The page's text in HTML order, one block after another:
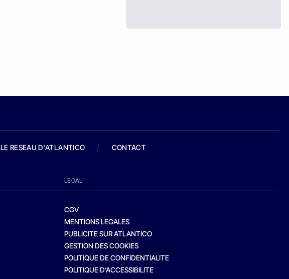
LE RESEAU D'ATLANTICO / CONTACT
LEGAL
CGV
MENTIONS LEGALES
PUBLICITE SUR ATLANTICO
GESTION DES COOKIES
POLITIQUE DE CONFIDENTIALITE
POLITIQUE D’ACCESSIBILITE